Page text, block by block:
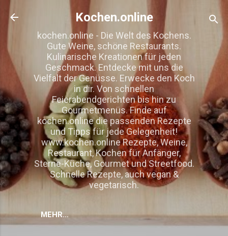
Direkt zum Hauptbereich
Kochen.online
kochen.online - Die Welt des Kochens.
Gute Weine, schöne Restaurants.
Kulinarische Kreationen für jeden
Geschmack. Entdecke mit uns die
Vielfalt der Genüsse. Erwecke den Koch
in dir. Von schnellen
Feierabendgerichten bis hin zu
Gourmetmenüs. Finde auf
kochen.online die passenden Rezepte
und Tipps für jede Gelegenheit!
www.kochen.online Rezepte, Weine,
Restaurant, Kochen für Anfänger,
Sterne-Küche, Gourmet und Streetfood.
Schnelle Rezepte, auch vegan &
vegetarisch.
MEHR…